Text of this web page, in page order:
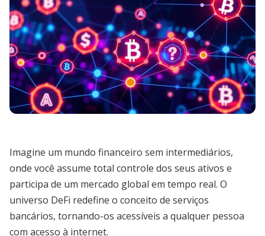
Imagine um mundo financeiro sem intermediários,
onde você assume total controle dos seus ativos e
participa de um mercado global em tempo real. O
universo DeFi redefine o conceito de serviços
bancários, tornando-os acessíveis a qualquer pessoa
com acesso à internet.